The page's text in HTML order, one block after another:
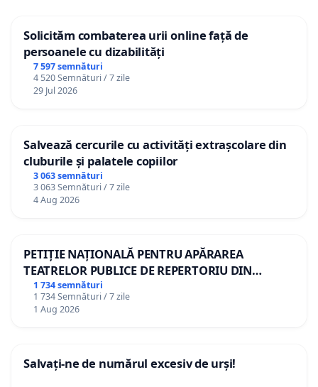
Solicităm combaterea urii online față de
persoanele cu dizabilități
7 597 semnături
4 520 Semnături / 7 zile
29 Jul 2026
Salvează cercurile cu activități extrașcolare din
cluburile și palatele copiilor
3 063 semnături
3 063 Semnături / 7 zile
4 Aug 2026
PETIȚIE NAȚIONALĂ PENTRU APĂRAREA
TEATRELOR PUBLICE DE REPERTORIU DIN
ROMÂNIA
1 734 semnături
1 734 Semnături / 7 zile
1 Aug 2026
Salvați-ne de numărul excesiv de urși!